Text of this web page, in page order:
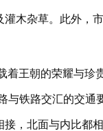
木杂草。此外，
王朝的荣耀与珍
与铁路交汇的交通
北面与内比都相